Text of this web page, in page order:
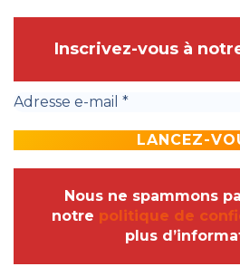
Inscrivez-vous à
Nous ne spammons
notre politique de
plus